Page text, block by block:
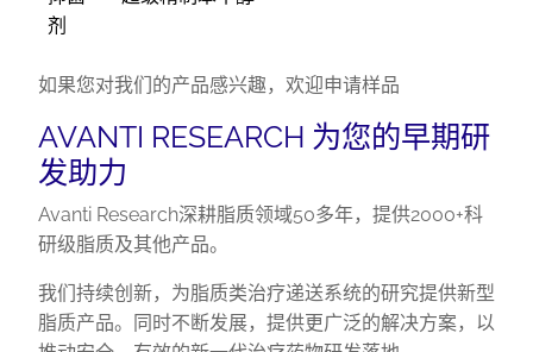
剂
如果您对我们的产品感兴趣，欢迎申请样品
AVANTI RESEARCH 为您的早期研
发助力
Avanti Research深耕脂质领域50多年，提供2000+科
研级脂质及其他产品。
我们持续创新，为脂质类治疗递送系统的研究提供新型
脂质产品。同时不断发展，提供更广泛的解决方案，以